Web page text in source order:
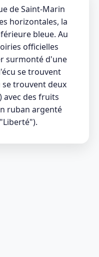
de Saint-Marin
horizontales, la
bleue. Au
officielles
surmonté d'une
se trouvent
trouvent deux
avec des fruits
ruban argenté